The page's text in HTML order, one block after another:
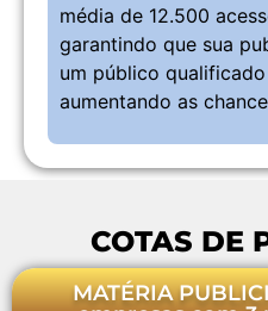
média de 12.500
garantindo que sua
um público
aumentando as
COTAS DE
MATÉRIA